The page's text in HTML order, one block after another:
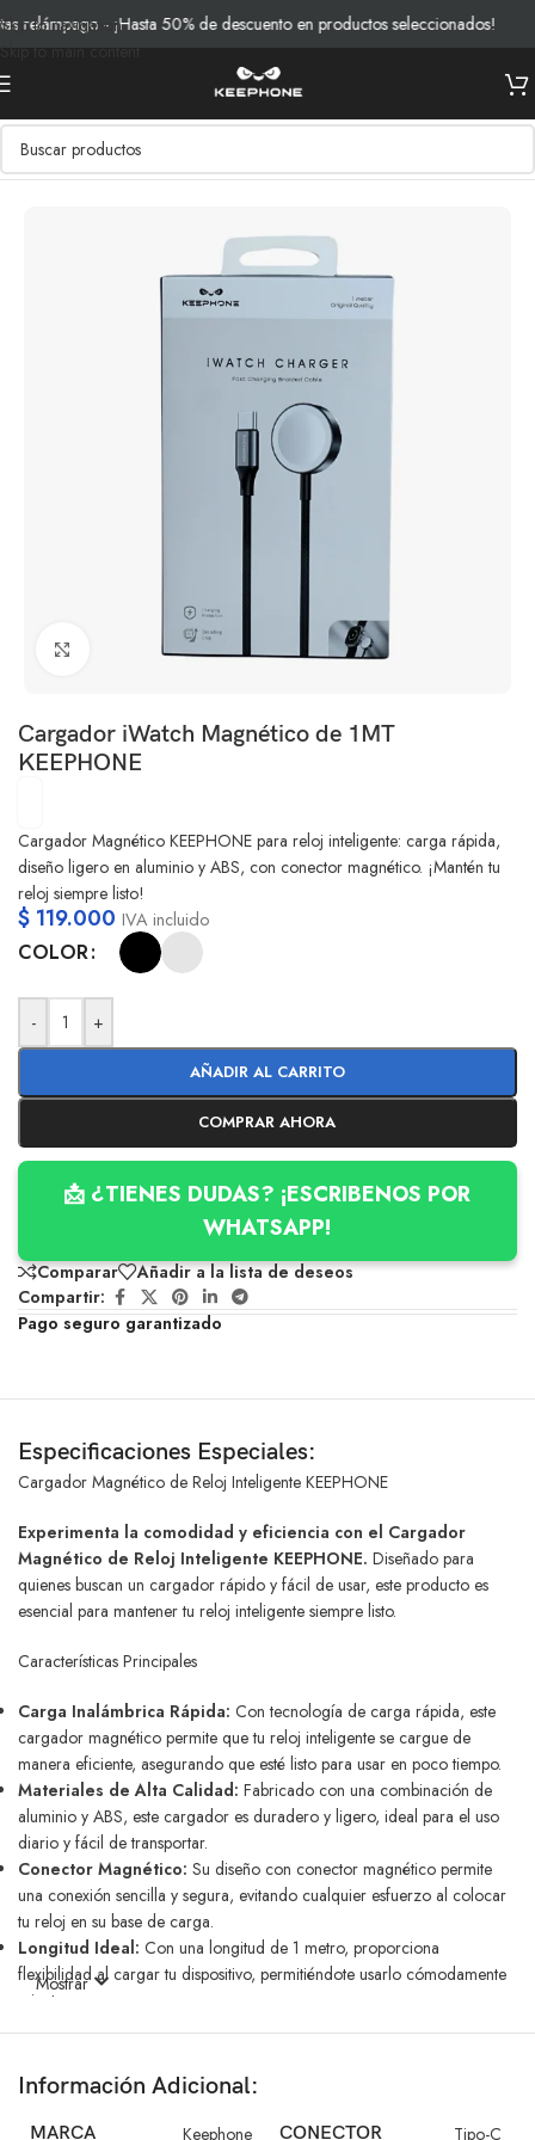
Skip to navigation
Skip to main content
- ¡Hasta 50% de descuento en productos seleccionados!
Inicio/Productos/Cables y Cargadores
Clic para ampliar
Cargador iWatch Magnético de 1MT
KEEPHONE
Cargador Magnético KEEPHONE para reloj inteligente: carga rápida,
diseño ligero en aluminio y ABS, con conector magnético. ¡Mantén tu
reloj siempre listo!
$ 119.000 IVA incluido
COLOR
- +
AÑADIR AL CARRITO
COMPRAR AHORA
📩 ¿TIENES DUDAS? ¡ESCRIBENOS POR
WHATSAPP!
Comparar
Añadir a la lista de deseos
Compartir:
Pago seguro garantizado
Especificaciones Especiales:
Cargador Magnético de Reloj Inteligente KEEPHONE
Experimenta la comodidad y eficiencia con el Cargador
Magnético de Reloj Inteligente KEEPHONE. Diseñado para
quienes buscan un cargador rápido y fácil de usar, este producto es
esencial para mantener tu reloj inteligente siempre listo.
Características Principales
Carga Inalámbrica Rápida: Con tecnología de carga rápida, este
cargador magnético permite que tu reloj inteligente se cargue de
manera eficiente, asegurando que esté listo para usar en poco tiempo.
Materiales de Alta Calidad: Fabricado con una combinación de
aluminio y ABS, este cargador es duradero y ligero, ideal para el uso
diario y fácil de transportar.
Conector Magnético: Su diseño con conector magnético permite
una conexión sencilla y segura, evitando cualquier esfuerzo al colocar
tu reloj en su base de carga.
Longitud Ideal: Con una longitud de 1 metro, proporciona
flexibilidad al cargar tu dispositivo, permitiéndote usarlo cómodamente
mientras se carga.
Marca:KEEPHONE
Longitud del Cable:
1 metro
Mostrar
Información Adicional:
MARCA Keephone CONECTOR Tipo-C